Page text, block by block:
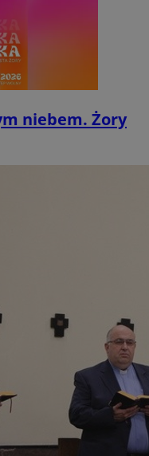
niebem. Żory